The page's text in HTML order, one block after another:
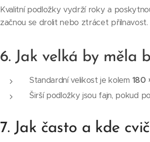
Kvalitní podložky vydrží roky a
začnou se drolit nebo ztrácet přilnavost.
6. Jak velká by měla
Standardní velikost je kolem 180
Širší podložky jsou fajn, pokud
7. Jak často a kde